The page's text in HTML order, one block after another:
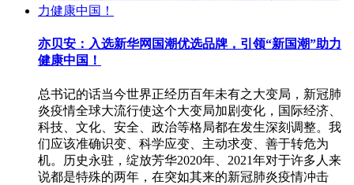
亦贝安：入选新华网国潮优选品牌，引领“新国潮”助力
健康中国！
总书记的话当今世界正经历百年未有之大变局，新冠肺
炎疫情全球大流行使这个大变局加剧变化，国际经济、
科技、文化、安全、政治等格局都在发生深刻调整。我
们应该准确识变、科学应变、主动求变、善于转危为
机。历史永驻，绽放芳华2020年、2021年对于许多人来
说都是特殊的两年，在突如其来的新冠肺炎疫情冲击